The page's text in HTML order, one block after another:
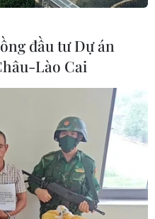
hàng
đầu tư Dự án
Lào Cai